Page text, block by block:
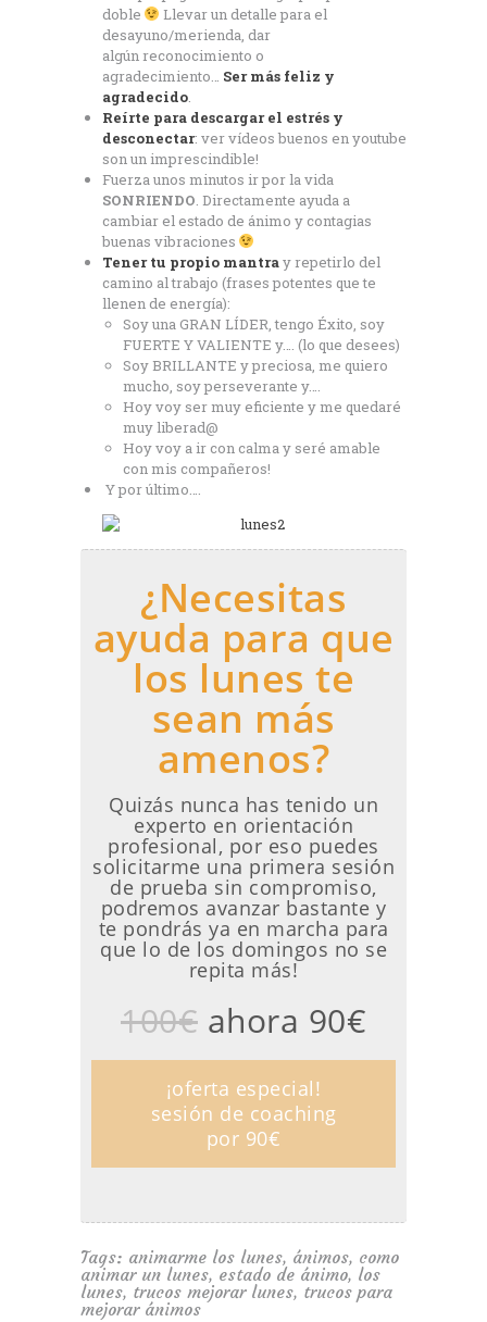
doble
Llevar un detalle para el
desayuno/merienda, dar
algún reconocimiento o
agradecimiento… Ser más feliz y
agradecido.
Reírte para descargar el estrés y
desconectar: ver vídeos buenos en youtube
son un imprescindible!
Fuerza unos minutos ir por la vida
SONRIENDO . Directamente ayuda a
cambiar el estado de ánimo y contagias
buenas vibraciones
Tener tu propio mantray repetirlo del
camino al trabajo (frases potentes que te
llenen de energía):
Soy una GRAN LÍDER, tengo Éxito, soy
FUERTE Y VALIENTE y…. (lo que desees)
Soy BRILLANTE y preciosa, me quiero
mucho, soy perseverante y….
Hoy voy ser muy eficiente y me quedaré
muy liberad@
Hoy voy a ir con calma y seré amable
con mis compañeros!
Y por último….
¿Necesitas
ayuda para que
los lunes te
sean más
amenos?
Quizás nunca has tenido un
experto en orientación
profesional, por eso puedes
solicitarme una primera sesión
de prueba sin compromiso,
podremos avanzar bastante y
te pondrás ya en marcha para
que lo de los domingos no se
repita más!
100€ ahora 90€
¡oferta especial!
sesión de coaching
por 90€
Tags: animarme los lunes, ánimos, como
animar un lunes, estado de ánimo, los
lunes, trucos mejorar lunes, trucos para
mejorar ánimos